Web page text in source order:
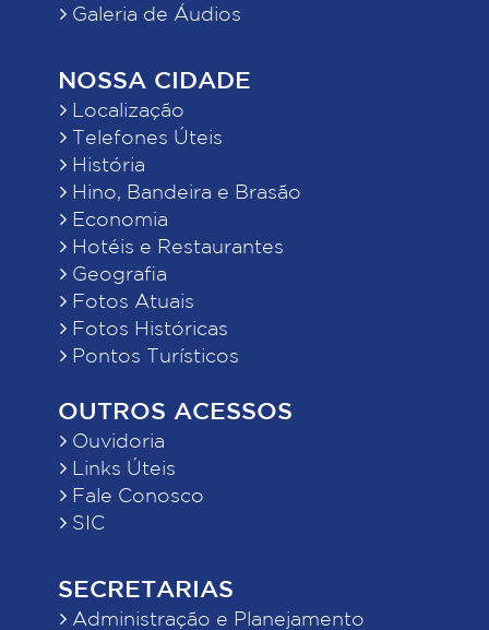
Galeria de Áudios
NOSSA CIDADE
Localização
Telefones Úteis
História
Hino, Bandeira e Brasão
Economia
Hotéis e Restaurantes
Geografia
Fotos Atuais
Fotos Históricas
Pontos Turísticos
OUTROS ACESSOS
Ouvidoria
Links Úteis
Fale Conosco
SIC
SECRETARIAS
Administração e Planejamento